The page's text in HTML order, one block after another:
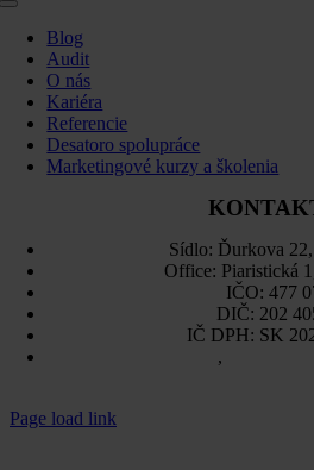
Toggle
Navigation
Blog
Audit
O nás
Kariéra
Referencie
Desatoro spolupráce
Marketingové kurzy a školenia
Sídlo: Ďurkova
Office: Piaristická
IČO: 477
DIČ: 202
IČ DPH: SK
,
Page load link